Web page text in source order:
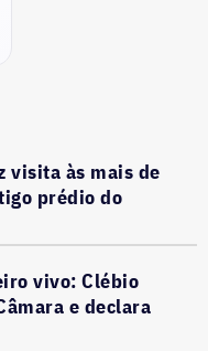
visita às mais de
prédio do
vivo: Clébio
e declara